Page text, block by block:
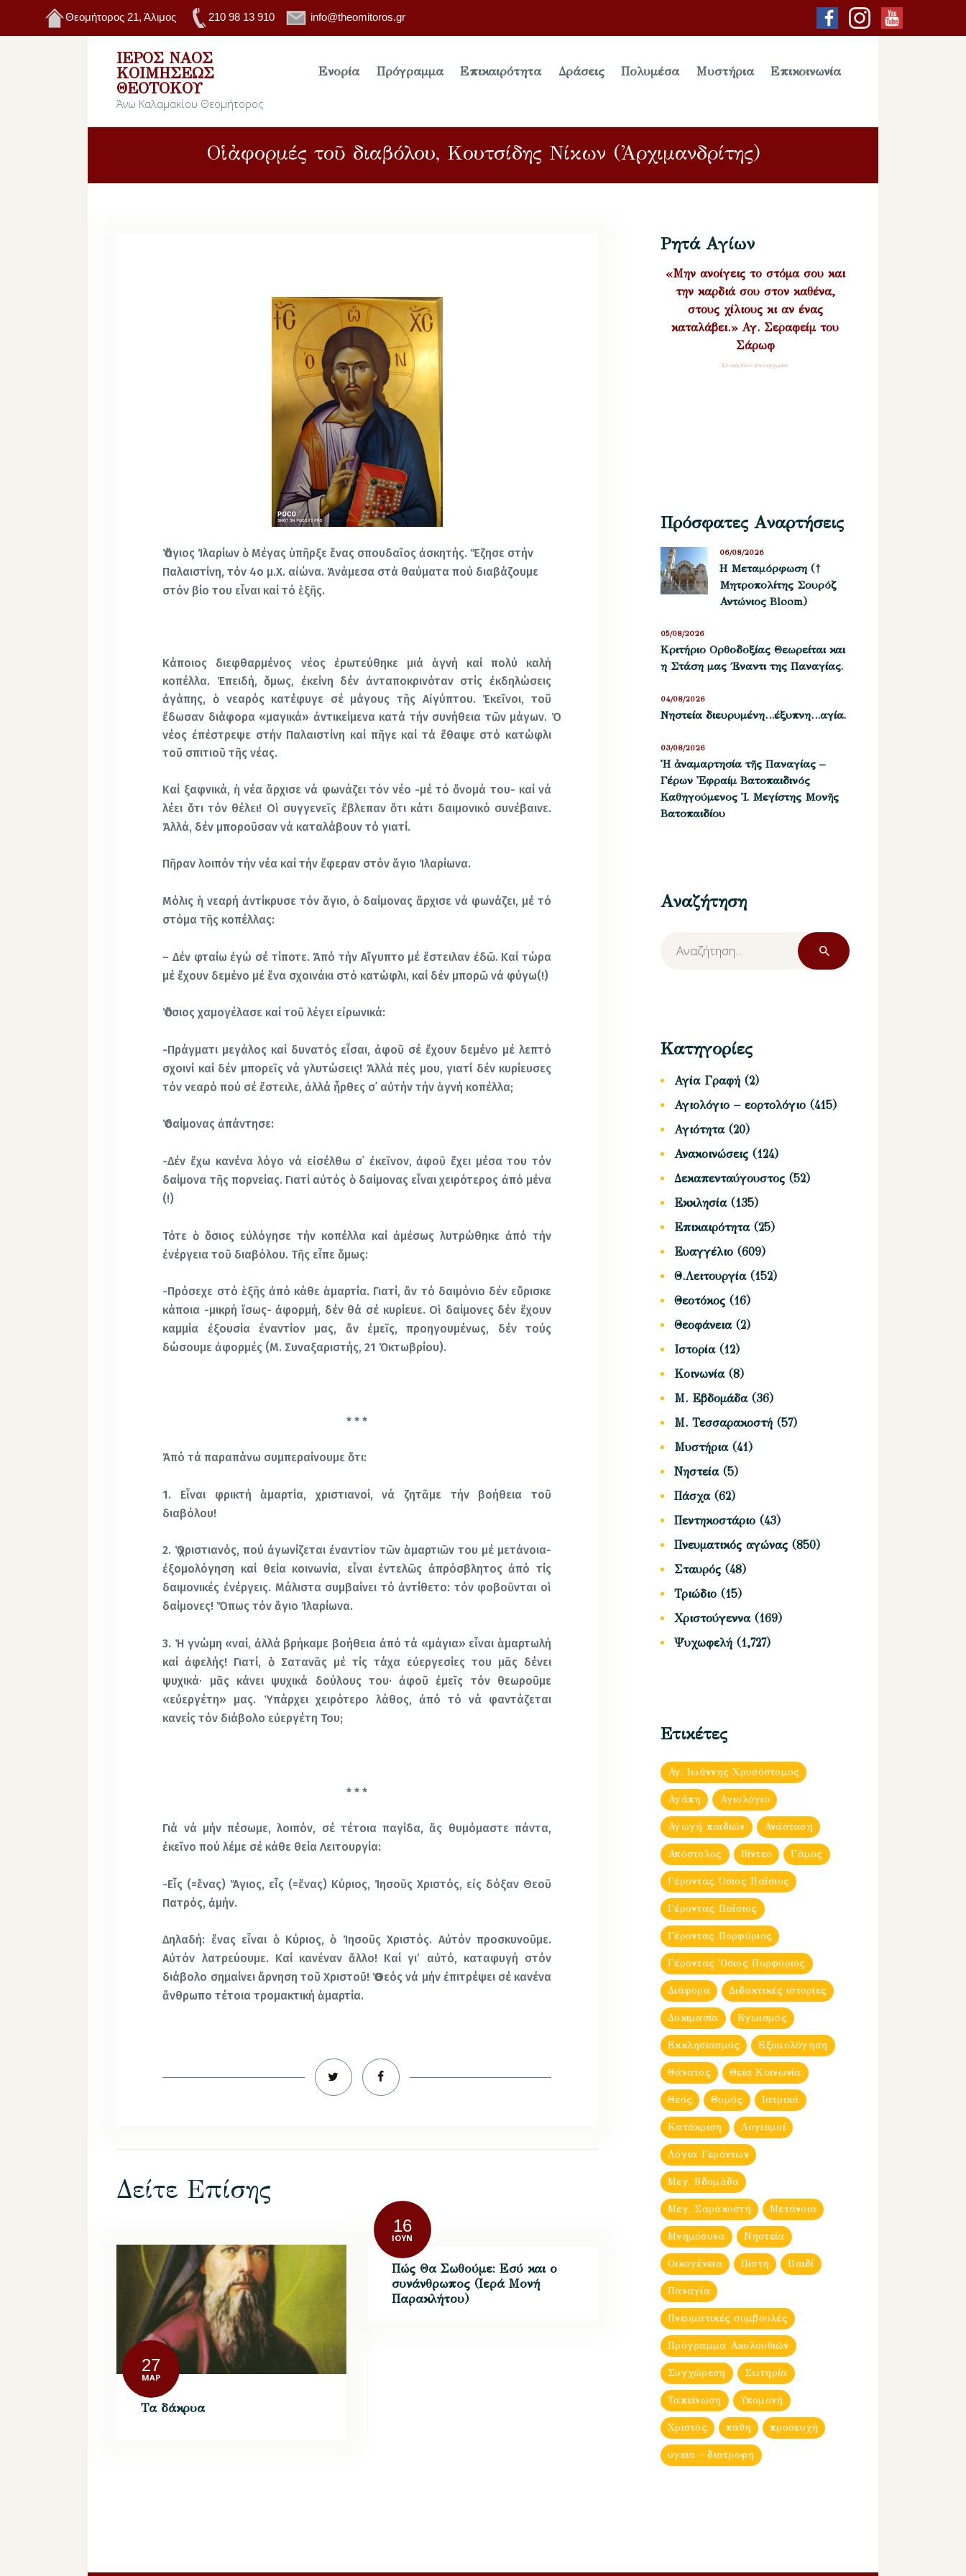
Θεομήτορος 21, Άλιμος 210 98 13 910 info@theomitoros.gr
ΙΕΡΌΣ ΝΑΌΣ
ΚΟΙΜΉΣΕΩΣ
ΘΕΟΤΌΚΟΥ
Άνω Καλαμακίου Θεομήτορος
Ενορία Πρόγραμμα Επικαιρότητα Δράσεις Πολυμέσα Μυστήρια Επικοινωνία
Οἱ ἀφορμές τοῦ διαβόλου, Κουτσίδης Νίκων (Ἀρχιμανδρίτης)
Ὁ ἅγιος Ἰλαρίων ὁ Μέγας ὑπῆρξε ἕνας σπουδαῖος ἀσκητής. Ἔζησε στήν
Παλαιστίνη, τόν 4ο μ.Χ. αἰώνα. Ἀνάμεσα στά θαύματα πού διαβάζουμε
στόν βίο του εἶναι καί τό ἑξῆς.
Κάποιος διεφθαρμένος νέος ἐρωτεύθηκε μιά ἁγνή καί πολύ καλή
κοπέλλα. Ἐπειδή, ὅμως, ἐκείνη δέν ἀνταποκρινόταν στίς ἐκδηλώσεις
ἀγάπης, ὁ νεαρός κατέφυγε σέ μάγους τῆς Αἰγύπτου. Ἐκεῖνοι, τοῦ
ἔδωσαν διάφορα «μαγικά» ἀντικείμενα κατά τήν συνήθεια τῶν μάγων. Ὁ
νέος ἐπέστρεψε στήν Παλαιστίνη καί πῆγε καί τά ἔθαψε στό κατώφλι
τοῦ σπιτιοῦ τῆς νέας.
Καί ξαφνικά, ἡ νέα ἄρχισε νά φωνάζει τόν νέο -μέ τό ὄνομά του- καί νά
λέει ὅτι τόν θέλει! Οἱ συγγενεῖς ἔβλεπαν ὅτι κάτι δαιμονικό συνέβαινε.
Ἀλλά, δέν μποροῦσαν νά καταλάβουν τό γιατί.
Πῆραν λοιπόν τήν νέα καί τήν ἔφεραν στόν ἅγιο Ἰλαρίωνα.
Μόλις ἡ νεαρή ἀντίκρυσε τόν ἅγιο, ὁ δαίμονας ἄρχισε νά φωνάζει, μέ τό
στόμα τῆς κοπέλλας:
– Δέν φταίω ἐγώ σέ τίποτε. Ἀπό τήν Αἴγυπτο μέ ἔστειλαν ἐδῶ. Καί τώρα
μέ ἔχουν δεμένο μέ ἕνα σχοινάκι στό κατώφλι, καί δέν μπορῶ νά φύγω(!)
Ὁ ὅσιος χαμογέλασε καί τοῦ λέγει εἰρωνικά:
-Πράγματι μεγάλος καί δυνατός εἶσαι, ἀφοῦ σέ ἔχουν δεμένο μέ λεπτό
σχοινί καί δέν μπορεῖς νά γλυτώσεις! Ἀλλά πές μου, γιατί δέν κυρίευσες
τόν νεαρό πού σέ ἔστειλε, ἀλλά ἦρθες σ᾿ αὐτήν τήν ἁγνή κοπέλλα;
Ὁ δαίμονας ἀπάντησε:
-Δέν ἔχω κανένα λόγο νά εἰσέλθω σ᾿ ἐκεῖνον, ἀφοῦ ἔχει μέσα του τόν
δαίμονα τῆς πορνείας. Γιατί αὐτός ὁ δαίμονας εἶναι χειρότερος ἀπό μένα
(!)
Τότε ὁ ὅσιος εὐλόγησε τήν κοπέλλα καί ἀμέσως λυτρώθηκε ἀπό τήν
ἐνέργεια τοῦ διαβόλου. Τῆς εἶπε ὅμως:
-Πρόσεχε στό ἑξῆς ἀπό κάθε ἁμαρτία. Γιατί, ἄν τό δαιμόνιο δέν εὕρισκε
κάποια -μικρή ἴσως- ἀφορμή, δέν θά σέ κυρίευε. Οἱ δαίμονες δέν ἔχουν
καμμία ἐξουσία ἐναντίον μας, ἄν ἐμεῖς, προηγουμένως, δέν τούς
δώσουμε ἀφορμές (Μ. Συναξαριστής, 21 Ὀκτωβρίου).
* * *
Ἀπό τά παραπάνω συμπεραίνουμε ὅτι:
1. Εἶναι φρικτή ἁμαρτία, χριστιανοί, νά ζητᾶμε τήν βοήθεια τοῦ
διαβόλου!
2. Ὁ χριστιανός, πού ἀγωνίζεται ἐναντίον τῶν ἁμαρτιῶν του μέ μετάνοια-
ἐξομολόγηση καί θεία κοινωνία, εἶναι ἐντελῶς ἀπρόσβλητος ἀπό τίς
δαιμονικές ἐνέργεις. Μάλιστα συμβαίνει τό ἀντίθετο: τόν φοβοῦνται οἱ
δαίμονες! Ὅπως τόν ἅγιο Ἰλαρίωνα.
3. Ἡ γνώμη «ναί, ἀλλά βρήκαμε βοήθεια ἀπό τά «μάγια» εἶναι ἁμαρτωλή
καί ἀφελής! Γιατί, ὁ Σατανᾶς μέ τίς τάχα εὐεργεσίες του μᾶς δένει
ψυχικά· μᾶς κάνει ψυχικά δούλους του· ἀφοῦ ἐμεῖς τόν θεωροῦμε
«εὐεργέτη» μας. Ὑπάρχει χειρότερο λάθος, ἀπό τό νά φαντάζεται
κανείς τόν διάβολο εὐεργέτη Του;
* * *
Γιά νά μήν πέσωμε, λοιπόν, σέ τέτοια παγίδα, ἄς θυμόμαστε πάντα,
ἐκεῖνο πού λέμε σέ κάθε θεία Λειτουργία:
-Εἷς (=ἕνας) Ἅγιος, εἶς (=ἕνας) Κύριος, Ἰησοῦς Χριστός, εἰς δόξαν Θεοῦ
Πατρός, ἀμήν.
Δηλαδή: ἕνας εἶναι ὁ Κύριος, ὁ Ἰησοῦς Χριστός. Αὐτόν προσκυνοῦμε.
Αὐτόν λατρεύουμε. Καί κανέναν ἄλλο! Καί γι’ αὐτό, καταφυγή στόν
διάβολο σημαίνει ἄρνηση τοῦ Χριστοῡ! Ὁ Θεός νά μήν ἐπιτρέψει σέ κανένα
ἄνθρωπο τέτοια τρομακτική ἁμαρτία.
Δείτε Επίσης
27
ΜΑΡ
Τα δάκρυα
16
ΙΟΎΝ
Πώς Θα Σωθούμε: Εσύ και ο
συνάνθρωπος (Ιερά Μονή
Παρακλήτου)
Ρητά Αγίων
«Μην ανοίγεις το στόμα σου και
την καρδιά σου στον καθένα,
στους χίλιους κι αν ένας
καταλάβει.» Αγ. Σεραφείμ του
Σάρωφ
Σύναξη Νέων Παλαιοχωρίου
Πρόσφατες Αναρτήσεις
Η Μεταμόρφωση (†
Μητροπολίτης Σουρόζ
Αντώνιος Bloom)
06/08/2026
Kριτήριο Oρθοδοξίας Θεωρείται και
η Στάση μας ΄Εναντι της Παναγίας.
05/08/2026
Νηστεία διευρυμένη…έξυπνη…αγία.
04/08/2026
Ἡ ἀναμαρτησία τῆς Παναγίας –
Γέρων Ἐφραίμ Βατοπαιδινός
Καθηγούμενος Ἱ. Μεγίστης Μονῆς
Βατοπαιδίου
03/08/2026
Αναζήτηση
Αναζήτηση
για:
Κατηγορίες
Αγία Γραφή (2)
Αγιολόγιο – εορτολόγιο (415)
Αγιότητα(20)
Ανακοινώσεις (124)
Δεκαπενταύγουστος (52)
Εκκλησία(135)
Επικαιρότητα(25)
Ευαγγέλιο (609)
Θ.Λειτουργία(152)
Θεοτόκος (16)
Θεοφάνεια(2)
Ιστορία(12)
Κοινωνία(8)
Μ. Εβδομάδα(36)
Μ. Τεσσαρακοστή (57)
Μυστήρια(41)
Νηστεία(5)
Πάσχα(62)
Πεντηκοστάριο (43)
Πνευματικός αγώνας (850)
Σταυρός (48)
Τριώδιο (15)
Χριστούγεννα(169)
Ψυχωφελή (1,727)
Ετικέτες
Αγ. Ιωάννης Χρυσόστομος
Αγάπη Αγιολόγιο
Αγωγή παιδιών Ανάσταση
Απόστολος Βίντεο Γάμος
Γέροντας Όσιος Παΐσιος
Γέροντας Παΐσιος
Γέροντας Πορφύριος
Γέροντας Ὀσιος Πορφύριος
Διάφορα Διδακτικές ιστορίες
Δοκιμασία Εγωισμός
Εκκλησιασμός Εξομολόγηση
Θάνατος Θεία Κοινωνία
Θεός Θυμός Ιατρικά
Κατάκριση Λογισμοί
Λόγια Γερόντων
Μεγ. Βδομἀδα
Μεγ. Σαρακοστή Μετάνοια
Μνημόσυνα Νηστεία
Οικογένεια Πίστη Παιδί
Παναγία
Πνευματικές συμβουλές
Πρόγραμμα Ακολουθιών
Συγχώρεση Σωτηρία
Ταπείνωση Υπομονή
Χριστός πάθη προσευχή
υγεια - διατροφη